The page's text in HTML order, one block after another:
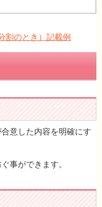
割のとき）記載例
意した内容を明確にす
事ができます。